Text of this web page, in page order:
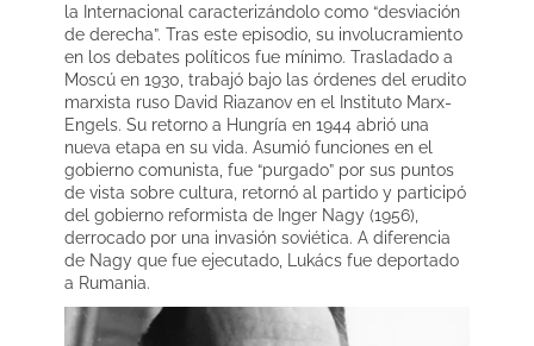
la Internacional caracterizándolo como “desviación
de derecha”. Tras este episodio, su involucramiento
en los debates políticos fue mínimo. Trasladado a
Moscú en 1930, trabajó bajo las órdenes del erudito
marxista ruso David Riazanov en el Instituto Marx-
Engels. Su retorno a Hungría en 1944 abrió una
nueva etapa en su vida. Asumió funciones en el
gobierno comunista, fue “purgado” por sus puntos
de vista sobre cultura, retornó al partido y participó
del gobierno reformista de Inger Nagy (1956),
derrocado por una invasión soviética. A diferencia
de Nagy que fue ejecutado, Lukács fue deportado
a Rumania.